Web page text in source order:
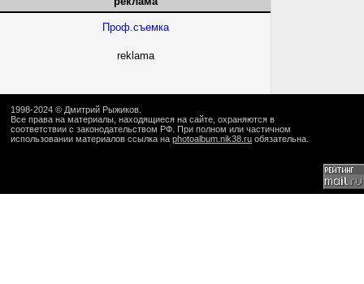
Проф.съемка
reklama
1998-2024 © Дмитрий Рыжиков
Все права на материалы, находящиеся на сайте, охраняются в
соответствии с законодательством РФ. При полном или частичном
использовании материалов ссылка на photoalbum.nik38.ru обязательна.